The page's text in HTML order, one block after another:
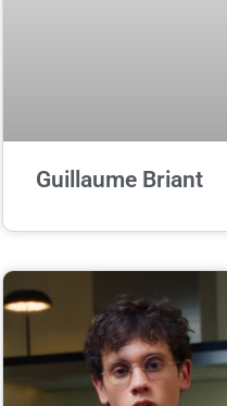
Guillaume Briant